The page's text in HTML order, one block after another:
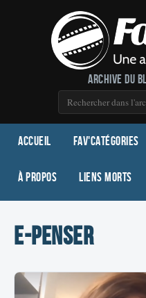
Archive du
Accueil Fav'Catégories
À propos Liens morts
E-Penser